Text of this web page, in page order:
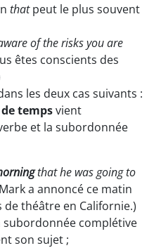
thatpeut le plus souvent
of the risks you are
êtes conscients des
les deux cas suivants :
tempsvient
et la subordonnée
that he was going to
a annoncé ce matin
théâtre en Californie.)
subordonnée complétive
son sujet ;